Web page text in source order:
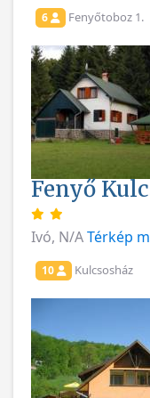
6 Fenyőtoboz 1.
Fenyő
Ivó, N/ATérkép
10 Kulcsosház